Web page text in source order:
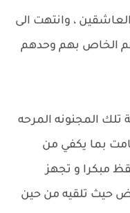
، وانتهت الى
الخاص بهم وحدهم
المجنونه المرحه
بما يكفي من
مبكرا و تجهز
حيث تلقيه من حين